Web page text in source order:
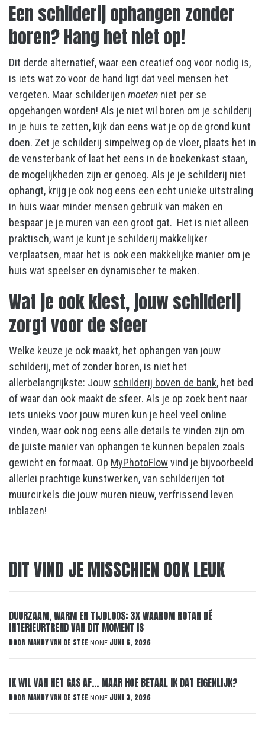
Een schilderij ophangen zonder
boren? Hang het niet op!
Dit derde alternatief, waar een creatief oog voor nodig is,
is iets wat zo voor de hand ligt dat veel mensen het
vergeten. Maar schilderijen moeten niet per se
opgehangen worden! Als je niet wil boren om je schilderij
in je huis te zetten, kijk dan eens wat je op de grond kunt
doen. Zet je schilderij simpelweg op de vloer, plaats het in
de vensterbank of laat het eens in de boekenkast staan,
de mogelijkheden zijn er genoeg. Als je je schilderij niet
ophangt, krijg je ook nog eens een echt unieke uitstraling
in huis waar minder mensen gebruik van maken en
bespaar je je muren van een groot gat. Het is niet alleen
praktisch, want je kunt je schilderij makkelijker
verplaatsen, maar het is ook een makkelijke manier om je
huis wat speelser en dynamischer te maken.
Wat je ook kiest, jouw schilderij
zorgt voor de sfeer
Welke keuze je ook maakt, het ophangen van jouw
schilderij, met of zonder boren, is niet het
allerbelangrijkste: Jouw schilderij boven de bank, het bed
of waar dan ook maakt de sfeer. Als je op zoek bent naar
iets unieks voor jouw muren kun je heel veel online
vinden, waar ook nog eens alle details te vinden zijn om
de juiste manier van ophangen te kunnen bepalen zoals
gewicht en formaat. Op MyPhotoFlowvind je bijvoorbeeld
allerlei prachtige kunstwerken, van schilderijen tot
muurcirkels die jouw muren nieuw, verfrissend leven
inblazen!
DIT VIND JE MISSCHIEN OOK LEUK
DUURZAAM, WARM EN TIJDLOOS: 3X WAAROM ROTAN DÉ
INTERIEURTREND VAN DIT MOMENT IS
DOOR MANDY VAN DE STEE NONE JUNI 6, 2026
IK WIL VAN HET GAS AF… MAAR HOE BETAAL IK DAT EIGENLIJK?
DOOR MANDY VAN DE STEE NONE JUNI 3, 2026